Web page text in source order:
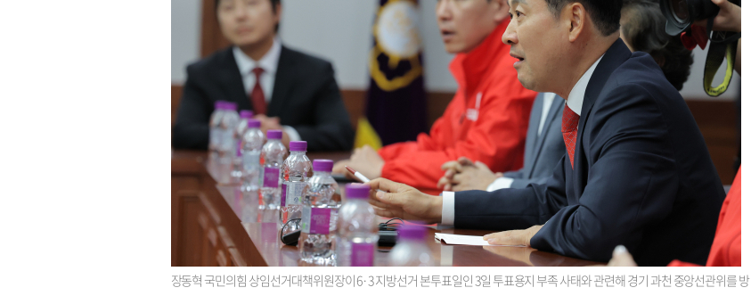
장동혁 국민의힘 상임선거대책위원장이 6·3 지방선거 본투표일인 3일 투표용지 부족 사태와 관련해 경기 과천 중앙선관위를 방